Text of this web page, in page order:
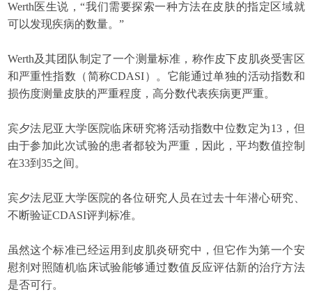
Werth医生说，“我们需要探索一种方法在皮肤的指定区域就
可以发现疾病的数量。”
Werth及其团队制定了一个测量标准，称作皮下皮肌炎受害区
和严重性指数（简称CDASI）。它能通过单独的活动指数和
损伤度测量皮肤的严重程度，高分数代表疾病更严重。
宾夕法尼亚大学医院临床研究将活动指数中位数定为13，但
由于参加此次试验的患者都较为严重，因此，平均数值控制
在33到35之间。
宾夕法尼亚大学医院的各位研究人员在过去十年潜心研究、
不断验证CDASI评判标准。
虽然这个标准已经运用到皮肌炎研究中，但它作为第一个安
慰剂对照随机临床试验能够通过数值反应评估新的治疗方法
是否可行。